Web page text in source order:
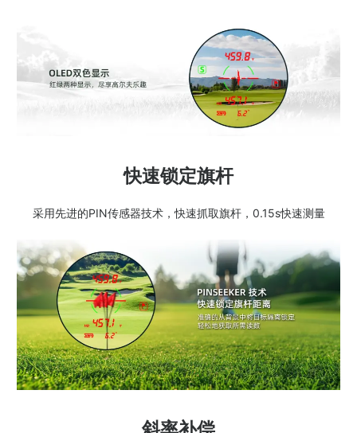
快速锁定旗杆
采用先进的PIN传感器技术，快速抓取旗杆，0.15s快速测量